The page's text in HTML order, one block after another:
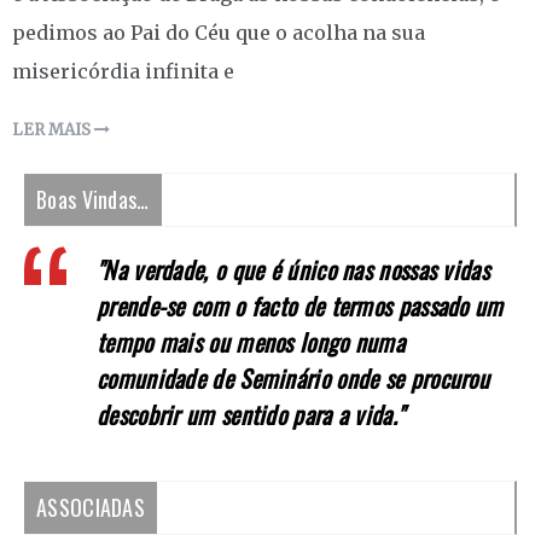
pedimos ao Pai do Céu que o acolha na sua
misericórdia infinita e
LER MAIS
Boas Vindas…
"Na verdade, o que é único nas nossas vidas
prende-se com o facto de termos passado um
tempo mais ou menos longo numa
comunidade de Seminário onde se procurou
descobrir um sentido para a vida."
ASSOCIADAS